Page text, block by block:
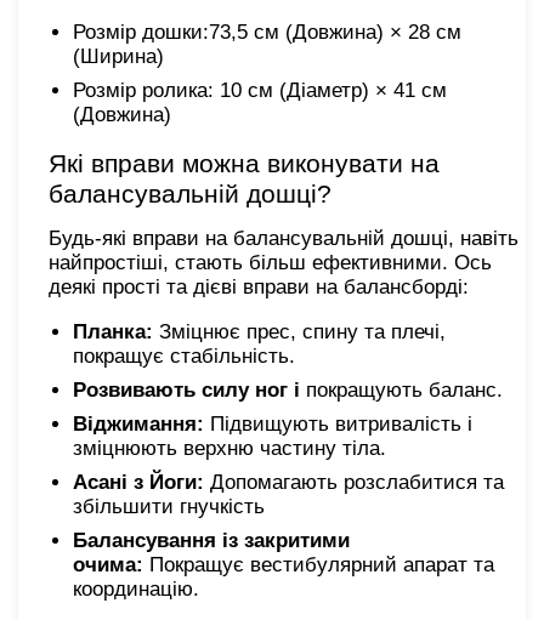
Розмір дошки:73,5 см (Довжина) × 28 см
(Ширина)
Розмір ролика: 10 см (Діаметр) × 41 см
(Довжина)
Які вправи можна виконувати на
балансувальній дошці?
Будь-які вправи на балансувальній дошці, навіть
найпростіші, стають більш ефективними. Ось
деякі прості та дієві вправи на балансборді:
Планка: Зміцнює прес, спину та плечі,
покращує стабільність.
Розвивають силу ног і покращують баланс.
Віджимання: Підвищують витривалість і
зміцнюють верхню частину тіла.
Асані з Йоги: Допомагають розслабитися та
збільшити гнучкість
Балансування із закритими
очима: Покращує вестибулярний апарат та
координацію.